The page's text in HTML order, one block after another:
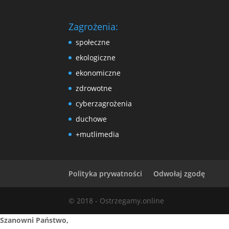
Zagrożenia:
społeczne
ekologiczne
ekonomiczne
zdrowotne
cyberzagrożenia
duchowe
+mutlimedia
Polityka prywatności Odwołaj zgodę
© 2018 - Ostrzegamy.online
Szanowni Państwo,